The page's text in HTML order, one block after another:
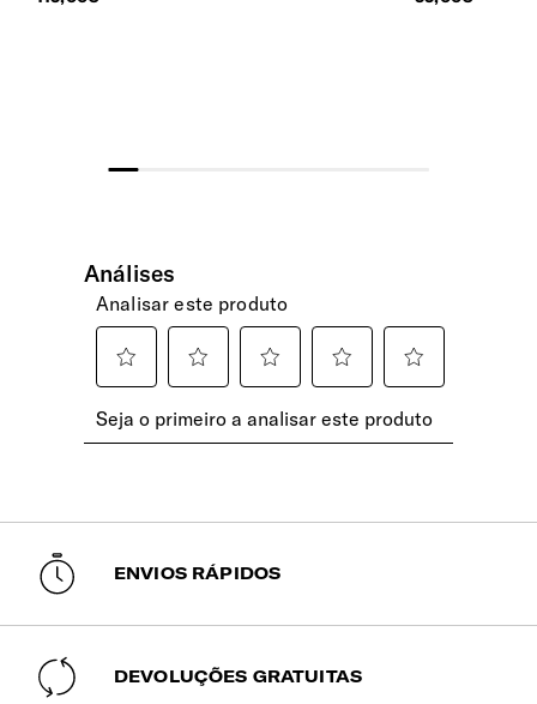
Bolsos Exteriores
Compartimento Principal
Com organização ampla e bolso em rede.
Porta-Chaves
de expedição no mesmo dia útil. Após esta
ENVIOS RÁPIDOS
DEVOLUÇÕES GRATUITAS